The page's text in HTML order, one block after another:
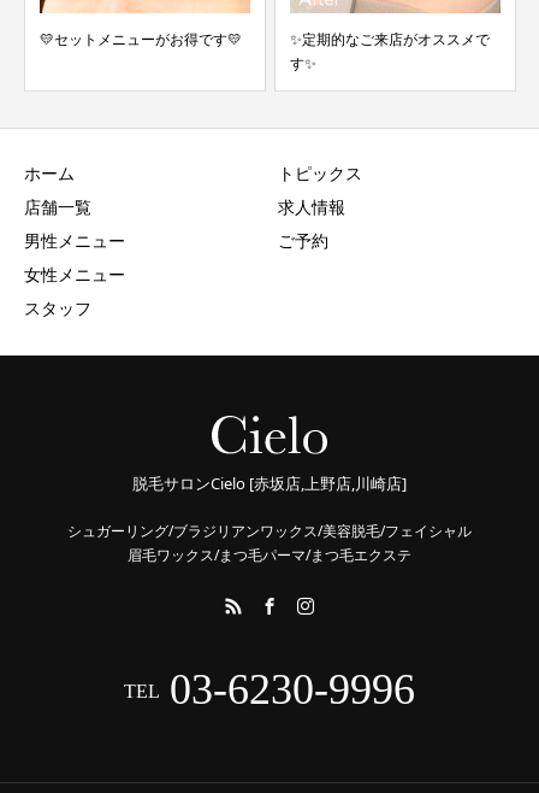
💛セットメニューがお得です💛
✨定期的なご来店がオススメで
す✨
ホーム
店舗一覧
男性メニュー
女性メニュー
スタッフ
トピックス
求人情報
ご予約
脱毛サロンCielo [赤坂店,上野店,川崎店]
シュガーリング/ブラジリアンワックス/美容脱毛/フェイシャル
眉毛ワックス/まつ毛パーマ/まつ毛エクステ
TEL 03-6230-9996